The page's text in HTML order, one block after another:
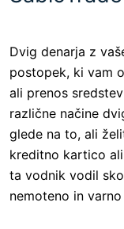
Dvig denarja z
postopek, ki vam
ali prenos
različne načine
glede na to, ali
kreditno kartico
ta vodnik vodil
nemoteno in